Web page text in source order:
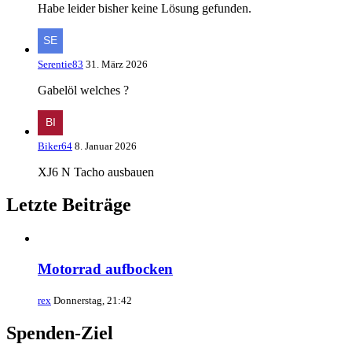
Habe leider bisher keine Lösung gefunden.
Serentie83 31. März 2026
Gabelöl welches ?
Biker64 8. Januar 2026
XJ6 N Tacho ausbauen
Letzte Beiträge
Motorrad aufbocken
rex Donnerstag, 21:42
Spenden-Ziel